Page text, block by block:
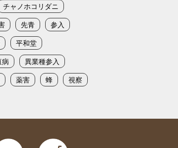
チャノホコリダニ
先青
参入
平和堂
病
異業種参入
薬害 蜂
視察